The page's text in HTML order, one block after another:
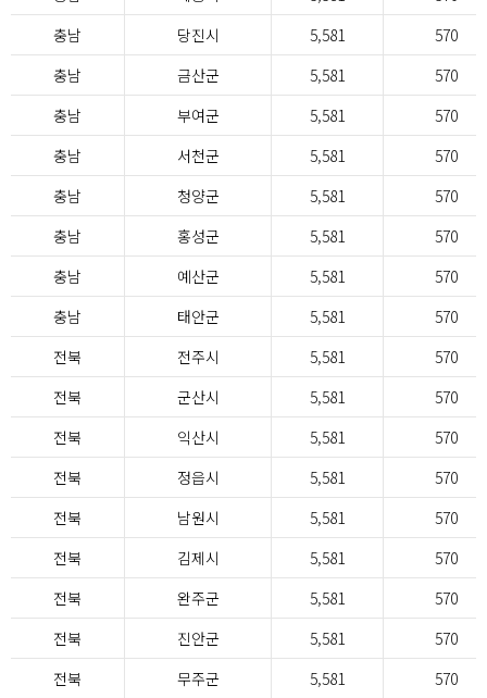
충남
당진시 5,581
570
충남
금산군 5,581
570
충남
부여군 5,581
570
충남
서천군 5,581
570
충남
청양군 5,581
570
충남
홍성군 5,581
570
충남
예산군 5,581
570
충남
태안군 5,581
570
전북
전주시 5,581
570
전북
군산시 5,581
570
전북
익산시 5,581
570
전북
정읍시 5,581
570
전북
남원시 5,581
570
전북
김제시 5,581
570
전북
완주군 5,581
570
전북
진안군 5,581
570
전북
무주군 5,581
570